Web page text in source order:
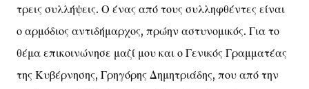
τρεις συλλήψεις. Ο ένας από τους συλληφθέντες είναι
ο αρμόδιος αντιδήμαρχος, πρώην αστυνομικός. Για το
θέμα επικοινώνησε μαζί μου και ο Γενικός Γραμματέας
της Κυβέρνησης, Γρηγόρης Δημητριάδης, που από την